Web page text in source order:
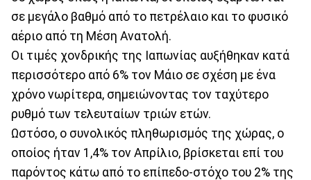
σε μεγάλο βαθμό από το πετρέλαιο και το φυσικό
αέριο από τη Μέση Ανατολή.
Οι τιμές χονδρικής της Ιαπωνίας αυξήθηκαν κατά
περισσότερο από 6% τον Μάιο σε σχέση με ένα
χρόνο νωρίτερα, σημειώνοντας τον ταχύτερο
ρυθμό των τελευταίων τριών ετών.
Ωστόσο, ο συνολικός πληθωρισμός της χώρας, ο
οποίος ήταν 1,4% τον Απρίλιο, βρίσκεται επί του
παρόντος κάτω από το επίπεδο-στόχο του 2% της